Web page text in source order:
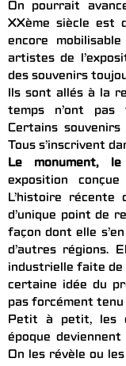
On pourrait
XXème siècle est
encore
artistes de
des souvenirs
Ils sont allés à la
temps n’ont pas
Certains
Tous s’inscrivent
Le monument, le
exposition
L’histoire
d’unique point de
façon dont elle
d’autres régions.
industrielle faite de
certaine idée du
pas forcément tenu
Petit à petit, les
époque
On les révèle ou